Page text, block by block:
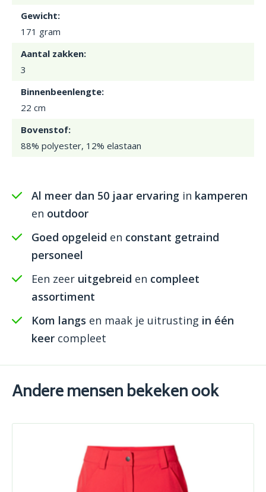
Gewicht:
171 gram
Aantal zakken:
3
Binnenbeenlengte:
22 cm
Bovenstof:
88% polyester, 12% elastaan
Al meer dan 50 jaar ervaring in kamperen
en outdoor
Goed opgeleid en constant getraind
personeel
Een zeer uitgebreid en compleet
assortiment
Kom langs en maak je uitrusting in één
keer compleet
Andere mensen bekeken ook